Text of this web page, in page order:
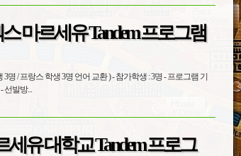
마르세유 Tandem 프로그램
간 : 6회, 각 90분 (언어 교환 중 5분-10분 대화 오디오나 비디오 제출) - 선발방...
세유 대학교 Tandem 프로그